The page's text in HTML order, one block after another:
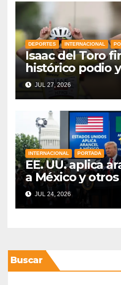
DEPORTES INTERNACIONAL
Isaac del Toro
histórico podio
blanco en el
2026
JUL 27, 2026
INTERNACIONAL PORTADA
EE. UU. aplica
a México y
por políticas de
forzoso
JUL 24, 2026
Buscar